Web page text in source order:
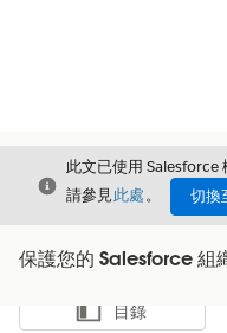
結束
此文已使用 Salesforce
請參見此處。 切換
保護您的 Salesforce 組
顯示目錄
目錄